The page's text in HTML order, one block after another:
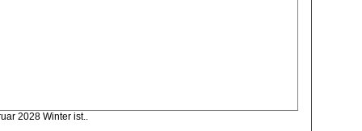
2028 Winter ist..